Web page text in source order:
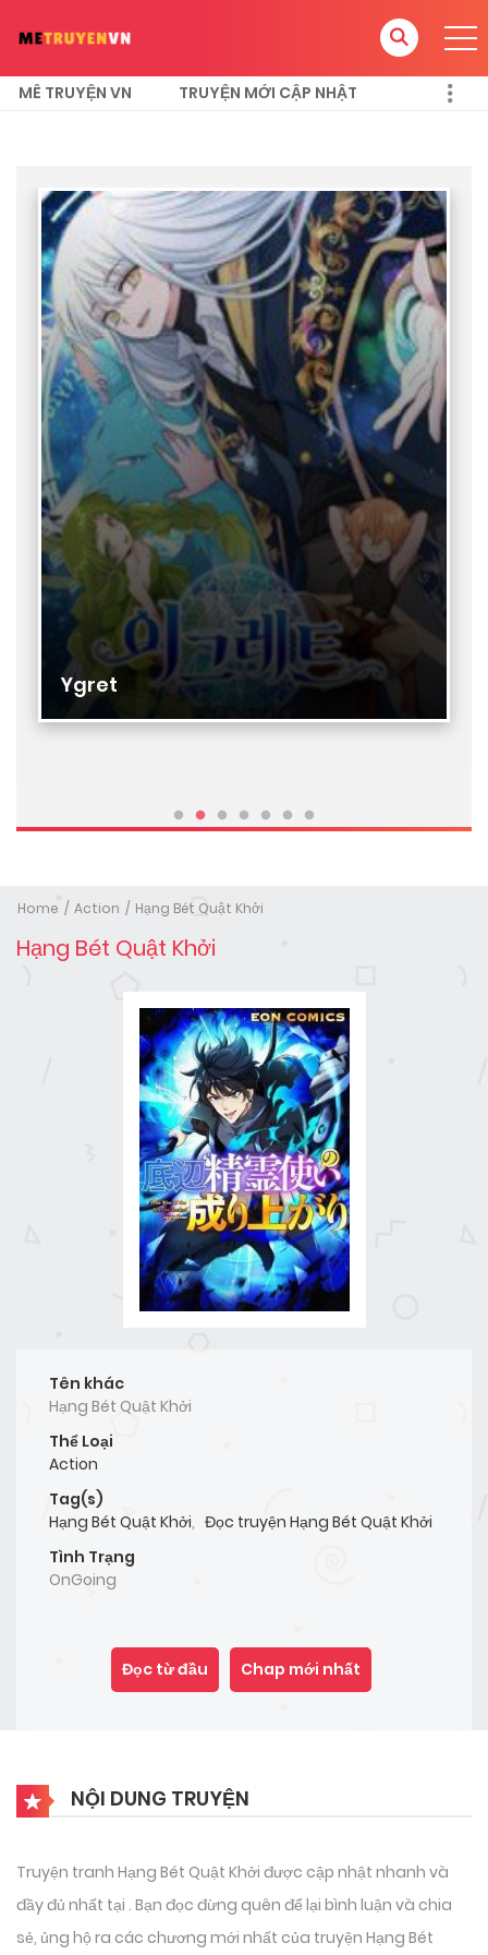
MÊ TRUYỆN VN TRUYỆN MỚI CẬP NHẬT
Ygret
Home Action Hạng Bét Quật Khởi
Hạng Bét Quật Khởi
Tên khác
Hạng Bét Quật Khởi
Thể Loại
Action
Tag(s)
Hạng Bét Quật Khởi, Đọc truyện Hạng Bét Quật Khởi
Tình Trạng
OnGoing
Đọc từ đầu Chap mới nhất
NỘI DUNG TRUYỆN
Truyện tranh Hạng Bét Quật Khởi được cập nhật nhanh và
đầy đủ nhất tại . Bạn đọc đừng quên để lại bình luận và chia
sẻ, ủng hộ ra các chương mới nhất của truyện Hạng Bét